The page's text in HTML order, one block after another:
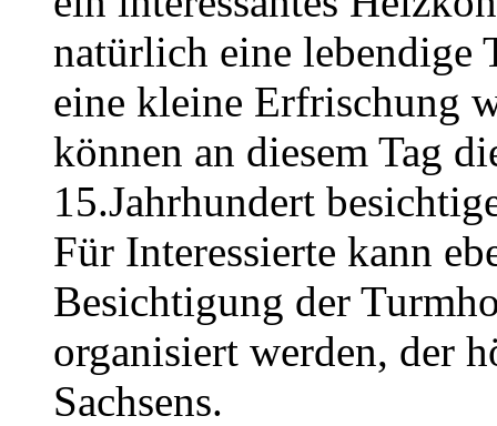
natürlich eine lebendige
eine kleine Erfrischung
können an diesem Tag
15.Jahrhundert
Für Interessierte kann
Besichtigung der
organisiert werden, der
Sachsens.